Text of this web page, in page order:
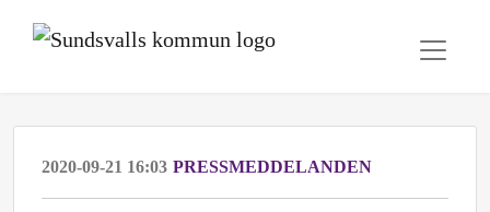
2020-09-21 16:03 PRESSMEDDELANDEN